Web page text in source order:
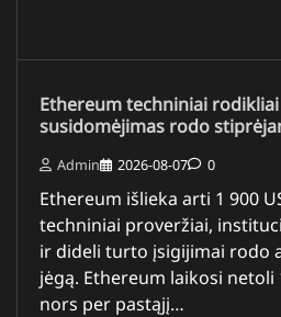
Ethereum techniniai
susidomėjimas rodo
Admin 2026-08-07 0
Ethereum išlieka arti 1 900
techniniai proveržiai,
ir dideli turto įsigijimai rodo
jėgą. Ethereum laikosi netoli
nors per pastąjį…